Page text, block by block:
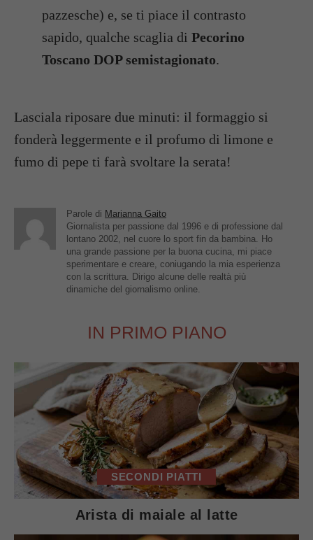
pazzesche) e, se ti piace il contrasto
sapido, qualche scaglia di Pecorino
Toscano DOP semistagionato.
Lasciala riposare due minuti: il formaggio si
fonderà leggermente e il profumo di limone e
fumo di pepe ti farà svoltare la serata!
Parole di Marianna Gaito
Giornalista per passione dal 1996 e di professione dal
lontano 2002, nel cuore lo sport fin da bambina. Ho
una grande passione per la buona cucina, mi piace
sperimentare e creare, coniugando la mia esperienza
con la scrittura. Dirigo alcune delle realtà più
dinamiche del giornalismo online.
IN PRIMO PIANO
SECONDI PIATTI
Arista di maiale al latte